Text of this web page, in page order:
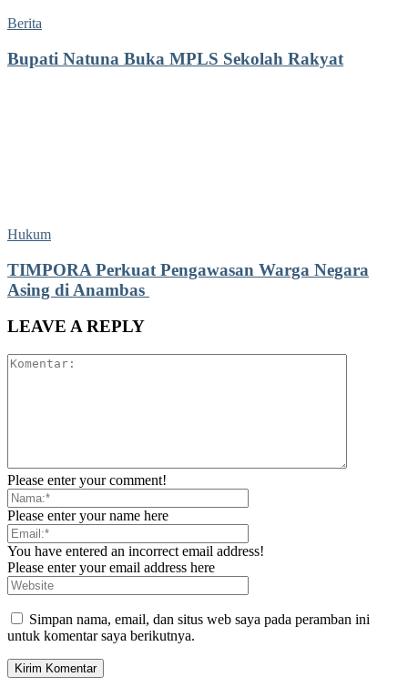
Berita
Bupati Natuna Buka MPLS Sekolah Rakyat
Hukum
TIMPORA Perkuat Pengawasan Warga Negara
Asing di Anambas ‎
LEAVE A REPLY
Please enter your comment!
Please enter your name here
You have entered an incorrect email address!
Please enter your email address here
Simpan nama, email, dan situs web saya pada peramban ini
untuk komentar saya berikutnya.